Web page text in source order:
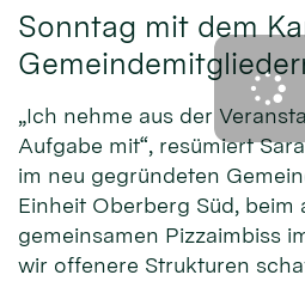
Sonntag mit dem
„Ich nehme aus der
Aufgabe mit“, resümiert
im neu gegründeten
Einheit Oberberg Süd, beim
gemeinsamen Pizzaimbiss
wir offenere Strukturen